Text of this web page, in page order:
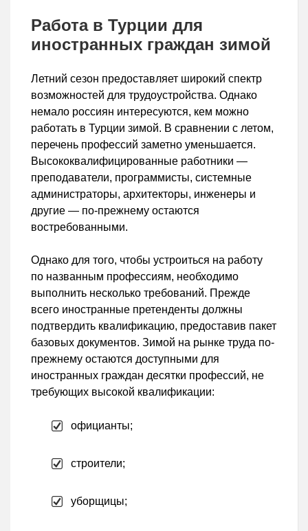
Работа в Турции для
иностранных граждан зимой
Летний сезон предоставляет широкий спектр
возможностей для трудоустройства. Однако
немало россиян интересуются, кем можно
работать в Турции зимой. В сравнении с летом,
перечень профессий заметно уменьшается.
Высококвалифицированные работники —
преподаватели, программисты, системные
администраторы, архитекторы, инженеры и
другие — по-прежнему остаются
востребованными.
Однако для того, чтобы устроиться на работу
по названным профессиям, необходимо
выполнить несколько требований. Прежде
всего иностранные претенденты должны
подтвердить квалификацию, предоставив пакет
базовых документов. Зимой на рынке труда по-
прежнему остаются доступными для
иностранных граждан десятки профессий, не
требующих высокой квалификации:
официанты;
строители;
уборщицы;